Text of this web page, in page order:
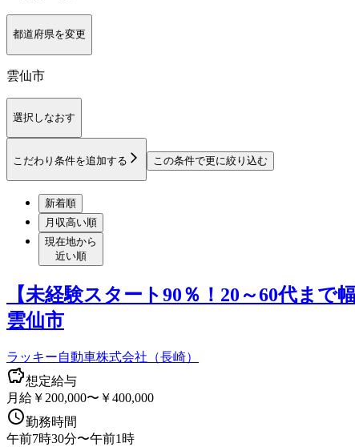
都道府県を変更
雲仙市
選択しなおす
こだわり条件を追加する この条件で更に絞り込む
新着順
月収高い順
現在地から
近い順
【未経験スタート90％！20～60代ま
雲仙市
ラッキー自動車株式会社（長崎）
想定給与
月給￥200,000〜￥400,000
勤務時間
午前7時30分〜午前1時